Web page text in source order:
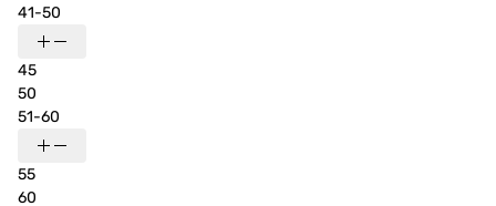
41-50
45
50
51-60
55
60